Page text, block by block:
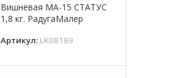
Вишнёвая МА-15 СТАТУС
1,8 кг. РадугаМалер
Артикул: LK08189